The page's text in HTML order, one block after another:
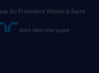
du Président Wilson à Saint
sont des marques